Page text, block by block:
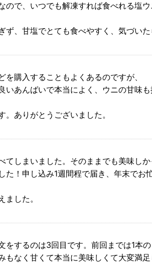
ので、いつでも解凍すれば食べれる塩
ず、甘塩でとても食べやすく、気づい
を購入することもよくあるのですが、
いあんばいで本当によく、ウニの甘味
ありがとうございました。
てしまいました。そのままでも美味し
た！申し込み1週間程で届き、年末でお
ました。
をするのは3回目です。前回までは1本
もなく甘くて本当に美味しくて大変満